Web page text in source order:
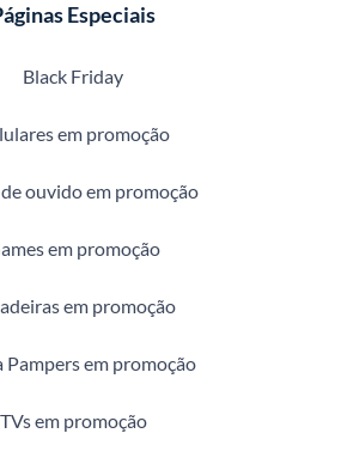
Especiais
Black Friday
em promoção
de ouvido em promoção
em promoção
em promoção
Pampers em promoção
TVs em promoção